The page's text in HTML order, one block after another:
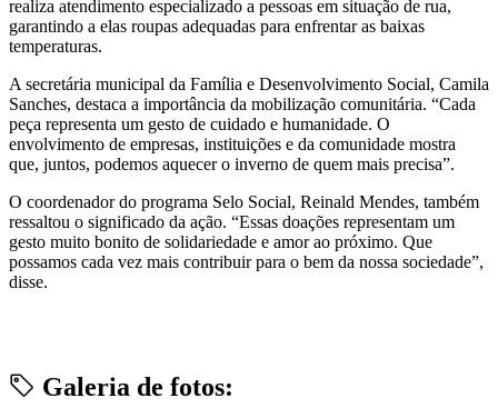
realiza atendimento especializado a pessoas em situação de rua,
garantindo a elas roupas adequadas para enfrentar as baixas
temperaturas.
A secretária municipal da Família e Desenvolvimento Social, Camila
Sanches, destaca a importância da mobilização comunitária. “Cada
peça representa um gesto de cuidado e humanidade. O
envolvimento de empresas, instituições e da comunidade mostra
que, juntos, podemos aquecer o inverno de quem mais precisa”.
O coordenador do programa Selo Social, Reinald Mendes, também
ressaltou o significado da ação. “Essas doações representam um
gesto muito bonito de solidariedade e amor ao próximo. Que
possamos cada vez mais contribuir para o bem da nossa sociedade”,
disse.
Galeria de fotos: